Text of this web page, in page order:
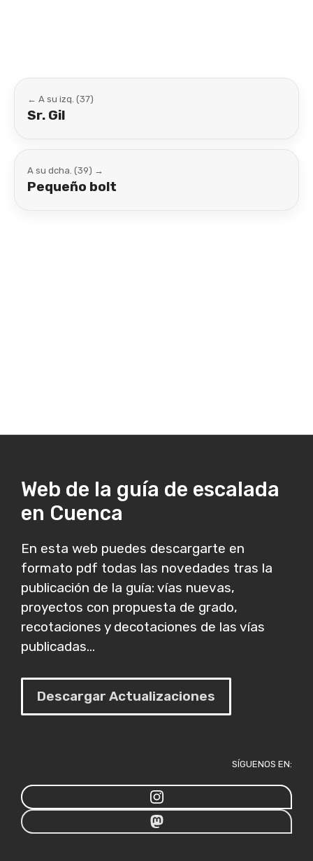
← A su izq. (37)
Sr. Gil
A su dcha. (39) →
Pequeño bolt
Web de la guía de escalada
en Cuenca
En esta web puedes descargarte en
formato pdf todas las novedades tras la
publicación de la guía: vías nuevas,
proyectos con propuesta de grado,
recotaciones y decotaciones de las vías
publicadas...
Descargar Actualizaciones
SÍGUENOS EN: